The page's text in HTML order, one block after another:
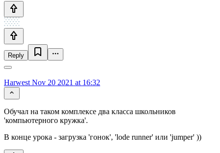
Reply
Harwest Nov 20 2021 at 16:32
Обучал на таком комплексе два класса школьников
'компьютерного кружка'.
В конце урока - загрузка 'гонок', 'lode runner' или 'jumper' ))